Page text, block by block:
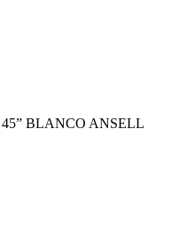
BLANCO ANSELL